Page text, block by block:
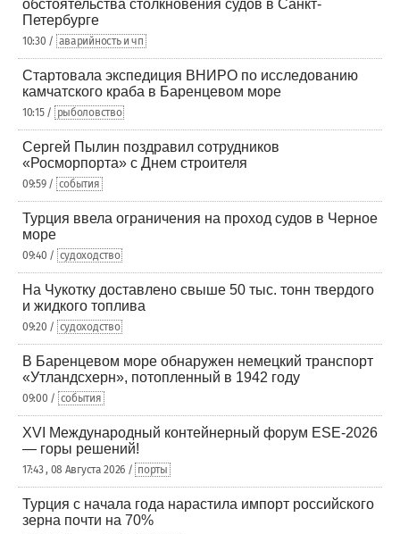
обстоятельства столкновения судов в Санкт-
Петербурге
10:30 / аварийность и чп
Стартовала экспедиция ВНИРО по исследованию
камчатского краба в Баренцевом море
10:15 / рыболовство
Сергей Пылин поздравил сотрудников
«Росморпорта» с Днем строителя
09:59 / события
Турция ввела ограничения на проход судов в Черное
море
09:40 / судоходство
На Чукотку доставлено свыше 50 тыс. тонн твердого
и жидкого топлива
09:20 / судоходство
В Баренцевом море обнаружен немецкий транспорт
«Утландсхерн», потопленный в 1942 году
09:00 / события
XVI Международный контейнерный форум ESE-2026
— горы решений!
17:43 , 08 Августа 2026 / порты
Турция с начала года нарастила импорт российского
зерна почти на 70%